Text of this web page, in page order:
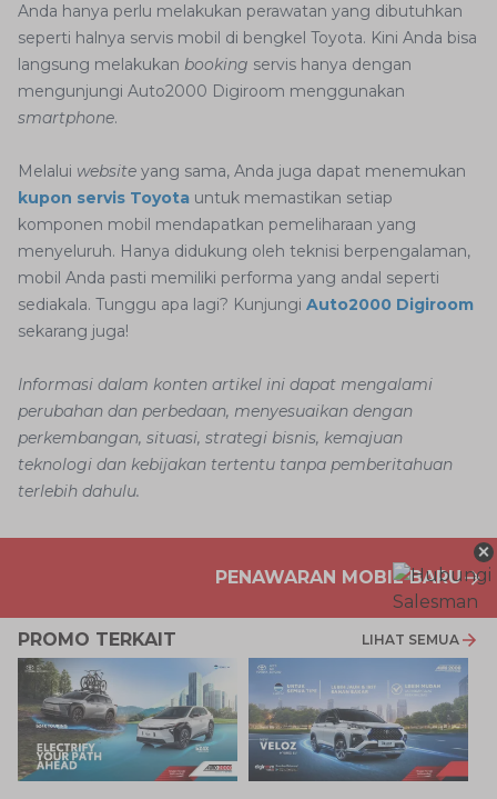
Anda hanya perlu melakukan perawatan yang dibutuhkan
seperti halnya servis mobil di bengkel Toyota. Kini Anda bisa
langsung melakukan booking servis hanya dengan
mengunjungi Auto2000 Digiroom menggunakan
smartphone.
Melalui website yang sama, Anda juga dapat menemukan
kupon servis Toyota untuk memastikan setiap
komponen mobil mendapatkan pemeliharaan yang
menyeluruh. Hanya didukung oleh teknisi berpengalaman,
mobil Anda pasti memiliki performa yang andal seperti
sediakala. Tunggu apa lagi? Kunjungi Auto2000 Digiroom
sekarang juga!
Informasi dalam konten artikel ini dapat mengalami
perubahan dan perbedaan, menyesuaikan dengan
perkembangan, situasi, strategi bisnis, kemajuan
teknologi dan kebijakan tertentu tanpa pemberitahuan
terlebih dahulu.
PENAWARAN MOBIL BARU
PROMO TERKAIT LIHAT SEMUA
×